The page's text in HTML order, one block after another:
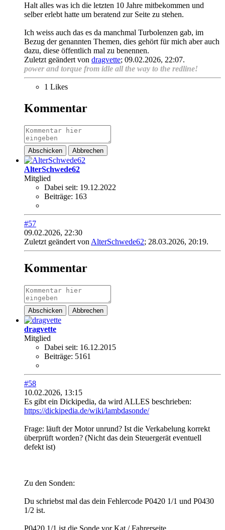
Halt alles was ich die letzten 10 Jahre mitbekommen und
selber erlebt hatte um beratend zur Seite zu stehen.
Ich weiss auch das es da manchmal Turbolenzen gab, im
Bezug der genannten Themen, dies gehört für mich aber auch
dazu, diese öffentlich mal zu benennen.
Zuletzt geändert von dragvette; 09.02.2026, 22:07.
power and torque from idle all the way to the redline!
1 Likes
Kommentar
Abschicken Abbrechen
AlterSchwede62
Mitglied
Dabei seit: 19.12.2022
Beiträge: 163
#57
09.02.2026, 22:30
Zuletzt geändert von AlterSchwede62; 28.03.2026, 20:19.
Kommentar
Abschicken Abbrechen
dragvette
Mitglied
Dabei seit: 16.12.2015
Beiträge: 5161
#58
10.02.2026, 13:15
Es gibt ein Dickipedia, da wird ALLES beschrieben:
https://dickipedia.de/wiki/lambdasonde/
Frage: läuft der Motor unrund? Ist die Verkabelung korrekt
überprüft worden? (Nicht das dein Steuergerät eventuell
defekt ist)
Zu den Sonden:
Du schriebst mal das dein Fehlercode P0420 1/1 und P0430
1/2 ist.
P0420 1/1 ist die Sonde vor Kat / Fahrerseite.